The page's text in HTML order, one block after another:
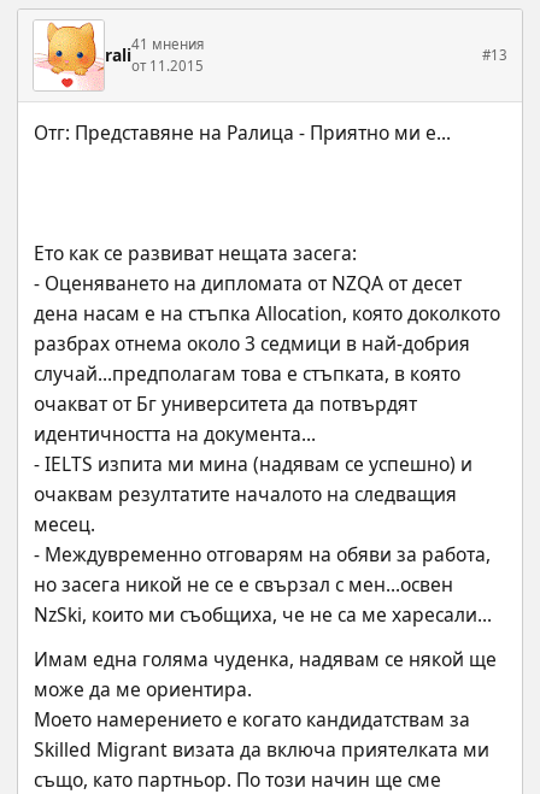
rali41 мнения
от 11.2015
#13
Ето как се развиват нещата засега:
- Оценяването на дипломата от NZQA от десет
дена насам е на стъпка Allocation, която доколкото
разбрах отнема около 3 седмици в най-добрия
случай...предполагам това е стъпката, в която
очакват от Бг университета да потвърдят
идентичността на документа...
- IELTS изпита ми мина (надявам се успешно) и
очаквам резултатите началото на следващия
месец.
- Междувременно отговарям на обяви за работа,
но засега никой не се е свързал с мен...освен
NzSki, които ми съобщиха, че не са ме харесали...
Имам една голяма чуденка, надявам се някой ще
може да ме ориентира.
Моето намерението е когато кандидатствам за
Skilled Migrant визата да включа приятелката ми
също, като партньор. По този начин ще сме